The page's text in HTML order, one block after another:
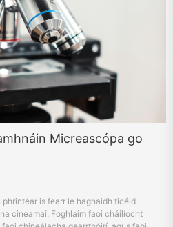
Micreascópa go
is fearr le haghaidh ticéid
cineamaí. Foghlaim faoi cháilíocht